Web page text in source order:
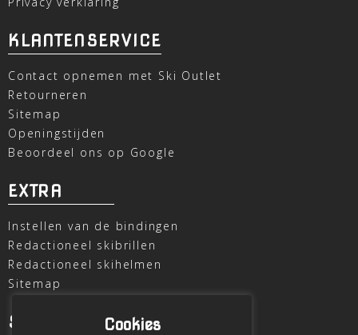
KLANTENSERVICE
Contact opnemen met Ski Outlet
Retourneren
Sitemap
Openingstijden
Beoordeel ons op Google
EXTRA
Instellen van de bindingen
Redactioneel skibrillen
Redactioneel skihelmen
Sitemap
SKI OUTLETCookies